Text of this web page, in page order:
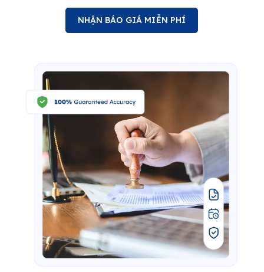
NHẬN BÁO GIÁ MIỄN PHÍ